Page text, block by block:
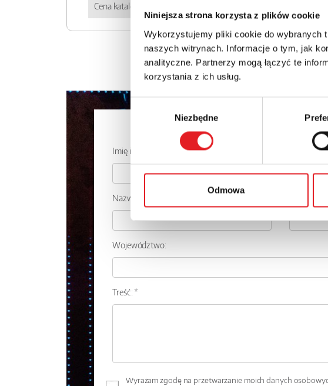
Niniejsza strona korzysta z plików cookie
Wykorzystujemy pliki cookie do wybranych
naszych witrynach. Informacje o tym, jak
analityczne. Partnerzy mogą łączyć te
korzystania z ich usług.
Niezbędne
Odmowa
Cena katalogowa
Zapytaj o szczegóły
Imię i nazwisko: * Adres e-
Nazwa firmy:
Województwo:
Treść: *
Wyrażam zgodę na przetwarzanie moich danych